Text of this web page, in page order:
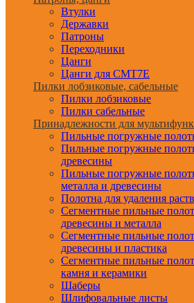
Втулки
Державки
Патроны
Переходники
Цанги
Цанги для CMT7E
Пилки лобзиковые, сабельные
Пилки лобзиковые
Пилки сабельные
Принадлежности для
Пильные погружные
Пильные погружные
древесины
Пильные погружные
металла и древесины
Полотна для удаления
Сегментные пильные
древесины и металла
Сегментные пильные
древесины и пластика
Сегментные пильные
камня и керамики
Шаберы
Шлифовальные листы